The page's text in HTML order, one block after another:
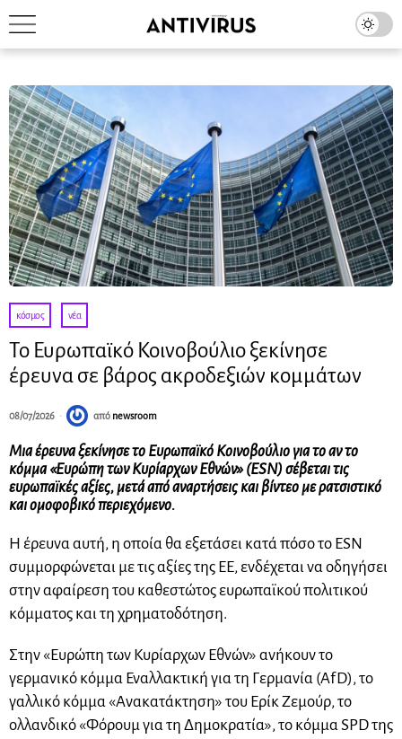
κόσμος · νέα
Το Ευρωπαϊκό Κοινοβούλιο ξεκίνησε
έρευνα σε βάρος ακροδεξιών κομμάτων
08/07/2026 από newsroom
Μια έρευνα ξεκίνησε το Ευρωπαϊκό Κοινοβούλιο για το αν το
κόμμα «Ευρώπη των Κυρίαρχων Εθνών» (ESN) σέβεται τις
ευρωπαϊκές αξίες, μετά από αναρτήσεις και βίντεο με ρατσιστικό
και ομοφοβικό περιεχόμενο.
Η έρευνα αυτή, η οποία θα εξετάσει κατά πόσο το ESN
συμμορφώνεται με τις αξίες της ΕΕ, ενδέχεται να οδηγήσει
στην αφαίρεση του καθεστώτος ευρωπαϊκού πολιτικού
κόμματος και τη χρηματοδότηση.
Στην «Ευρώπη των Κυρίαρχων Εθνών» ανήκουν το
γερμανικό κόμμα Εναλλακτική για τη Γερμανία (AfD), το
γαλλικό κόμμα «Ανακατάκτηση» του Ερίκ Ζεμούρ, το
ολλανδικό «Φόρουμ για τη Δημοκρατία», το κόμμα SPD της